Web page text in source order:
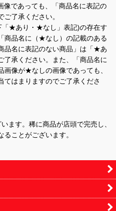
像であっても、「商品名に表記の
了承ください。
「★あり・★なし」表記)の存在す
商品名に（★なし）の記載のある
品名に表記のない商品」は「★あ
了承ください。また、「商品名に
画像が★なしの画像であっても、
てはまりますのでご了承くださ
ます。稀に商品が店頭で完売し、
ことがございます。